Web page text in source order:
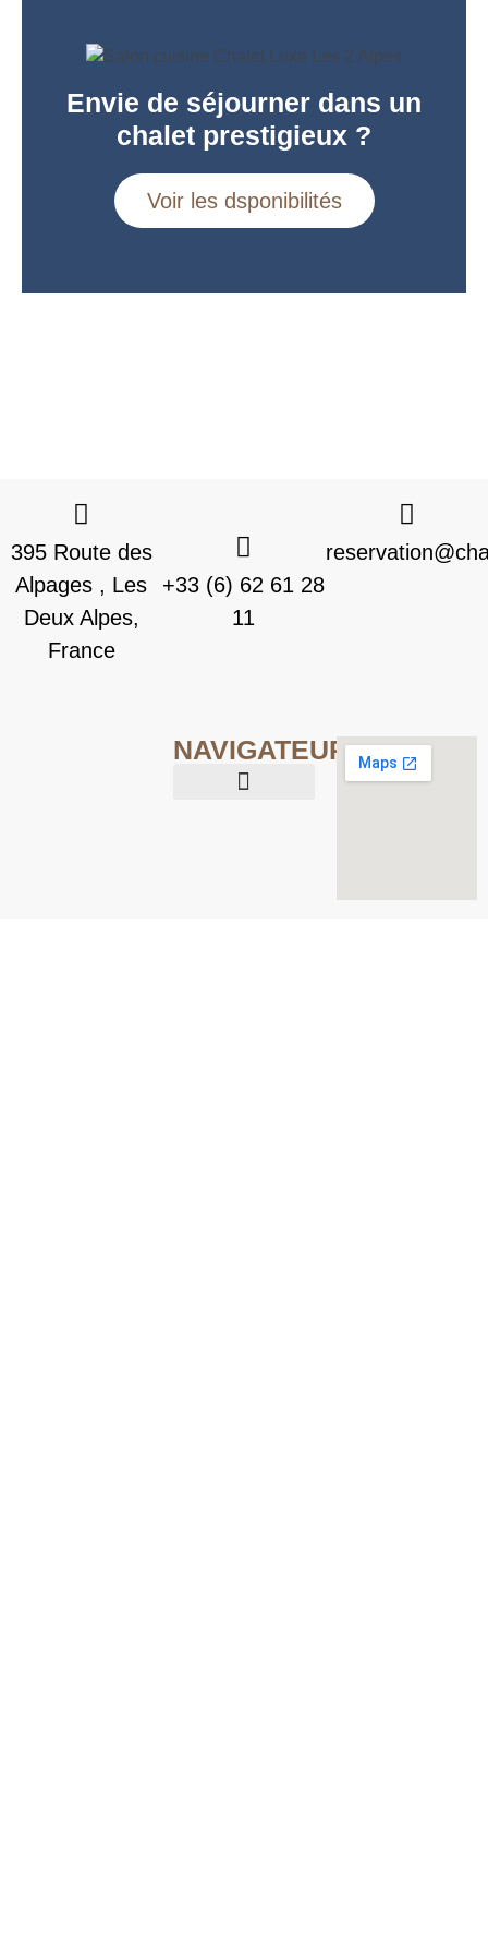
Envie de séjourner dans un
chalet prestigieux ?
Voir les dsponibilités
395 Route des
Alpages , Les
Deux Alpes,
France
+33 (6) 62 61 28
11
NAVIGATEUR